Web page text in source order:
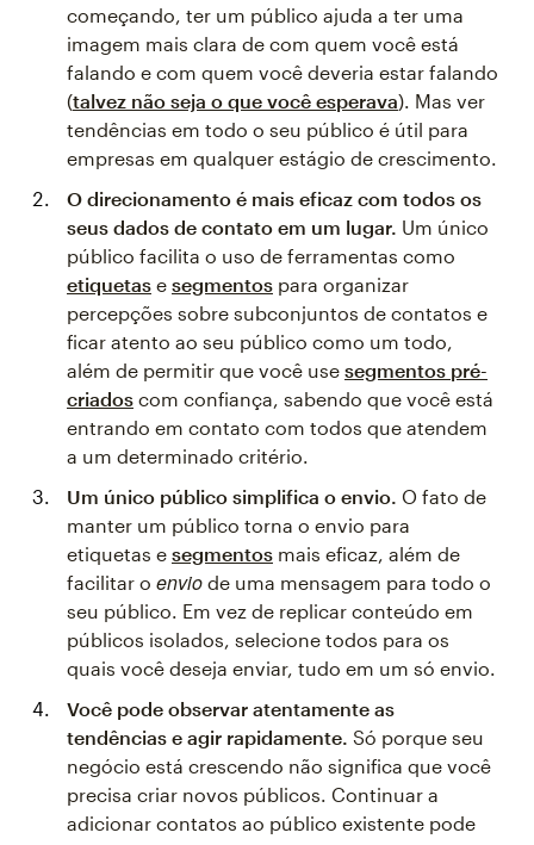
começando, ter um público ajuda a ter uma
imagem mais clara de com quem você está
falando e com quem você deveria estar falando
(talvez não seja o que você esperava). Mas ver
tendências em todo o seu público é útil para
empresas em qualquer estágio de crescimento.
O direcionamento é mais eficaz com todos os
seus dados de contato em um lugar. Um único
público facilita o uso de ferramentas como
etiquetas e segmentos para organizar
percepções sobre subconjuntos de contatos e
ficar atento ao seu público como um todo,
além de permitir que você use segmentos pré-
criados com confiança, sabendo que você está
entrando em contato com todos que atendem
a um determinado critério.
Um único público simplifica o envio. O fato de
manter um público torna o envio para
etiquetas e segmentos mais eficaz, além de
facilitar o envio de uma mensagem para todo o
seu público. Em vez de replicar conteúdo em
públicos isolados, selecione todos para os
quais você deseja enviar, tudo em um só envio.
Você pode observar atentamente as
tendências e agir rapidamente. Só porque seu
negócio está crescendo não significa que você
precisa criar novos públicos. Continuar a
adicionar contatos ao público existente pode